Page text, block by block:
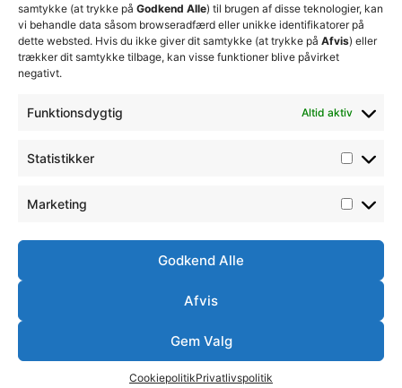
samtykke (at trykke på Godkend Alle) til brugen af disse teknologier, kan
vi behandle data såsom browseradfærd eller unikke identifikatorer på
dette websted. Hvis du ikke giver dit samtykke (at trykke på Afvis) eller
trækker dit samtykke tilbage, kan visse funktioner blive påvirket
negativt.
Funktionsdygtig Altid aktiv
Statistikker
Marketing
Godkend Alle
Afvis
Gem Valg
CookiepolitikPrivatlivspolitik